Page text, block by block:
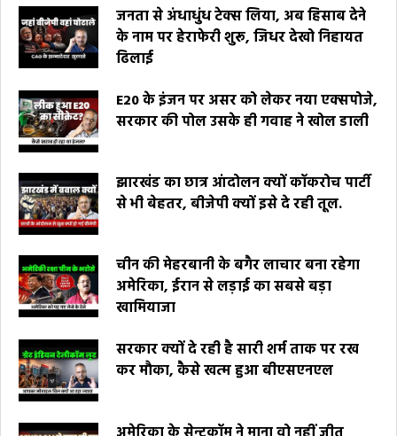
जनता से अंधाधुंध टेक्स लिया, अब हिसाब देने
के नाम पर हेराफेरी शुरू, जिधर देखो निहायत
ढिलाई
E20 के इंजन पर असर को लेकर नया एक्सपोजे,
सरकार की पोल उसके ही गवाह ने खोल डाली
झारखंड का छात्र आंदोलन क्यों कॉकरोच पार्टी
से भी बेहतर, बीजेपी क्यों इसे दे रही तूल.
चीन की मेहरबानी के बगैर लाचार बना रहेगा
अमेरिका, ईरान से लड़ाई का सबसे बड़ा
खामियाजा
सरकार क्यों दे रही है सारी शर्म ताक पर रख
कर मौका, कैसे खत्म हुआ बीएसएनएल